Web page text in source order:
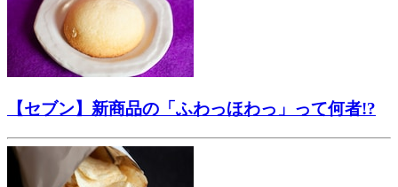
【セブン】新商品の「ふわっほわっ」って何者!?